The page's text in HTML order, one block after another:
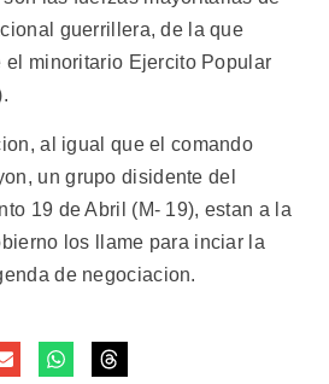
guerrillera, de la que
el minoritario Ejercito Popular
al igual que el comando
un grupo disidente del
19 de Abril (M- 19), estan a la
los llame para inciar la
de negociacion.